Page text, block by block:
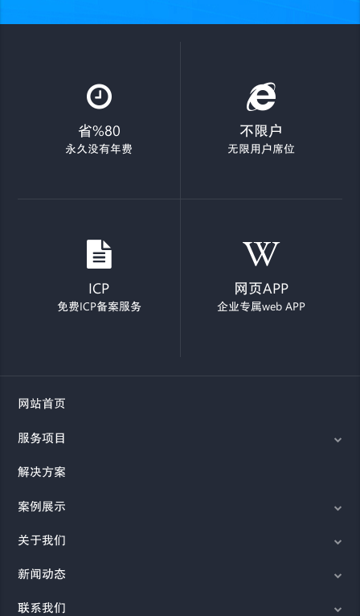
省%80
永久没有年费
不限户
无限用户席位
ICP
免费ICP备案服务
网页APP
企业专属web APP
网站首页
服务项目
解决方案
案例展示
关于我们
新闻动态
联系我们